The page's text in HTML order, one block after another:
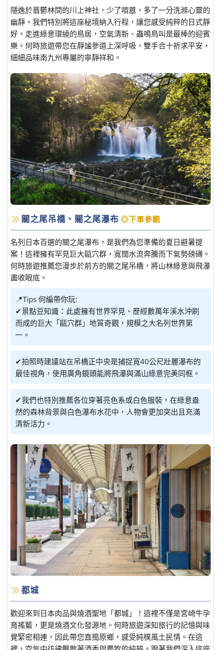
隱逸於蓊鬱林間的川上神社，少了喧囂，多了一分洗滌心靈的
幽靜。我們特別將這座秘境納入行程，讓您感受純粹的日式靜
好。走進綠意環繞的鳥居，空氣清新、蟲鳴鳥叫是最棒的迎賓
樂。何時旅遊帶您在靜謐參道上深呼吸，雙手合十祈求平安，
細細品味南九州專屬的寧靜祥和。
關之尾吊橋、關之尾瀑布 ◎下車參觀
名列日本百選的關之尾瀑布，是我們為您準備的夏日避暑提
案！這裡擁有罕見巨大甌穴群，寬闊水流奔騰而下氣勢磅礡。
何時旅遊推薦您漫步於前方的關之尾吊橋，將山林綠意與飛瀑
盡收眼底。
📍Tips 何編帶你玩:
✔景點豆知識：此處擁有世界罕見、歷經數萬年溪水沖刷
而成的巨大「甌穴群」地質奇觀，規模之大名列世界第
一。
✔拍照時建議站在吊橋正中央是捕捉寬40公尺壯麗瀑布的
最佳視角，使用廣角鏡頭能將飛瀑與滿山綠意完美同框。
✔我們也特別推薦各位穿著亮色系或白色服裝，在綠意盎
然的森林背景與白色瀑布水花中，人物會更加突出且充滿
清新活力。
都城
歡迎來到日本肉品與燒酒聖地「都城」！這裡不僅是宮崎牛孕
育搖籃，更是燒酒文化發源地。何時旅遊深知旅行的記憶與味
覺緊密相連，因此帶您直搗原鄉，感受純樸風土民情。在這